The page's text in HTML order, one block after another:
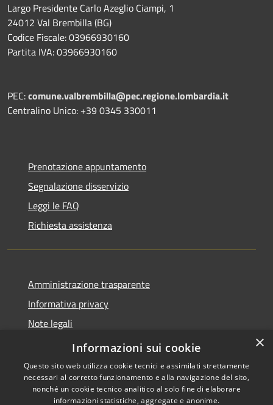
Largo Presidente Carlo Azeglio Ciampi, 1
24012 Val Brembilla (BG)
Codice Fiscale: 03966930160
Partita IVA: 03966930160
PEC:comune.valbrembilla@pec.regione.lombardia.it
Centralino Unico: +39 0345 330011
Prenotazione appuntamento
Segnalazione disservizio
Leggi le FAQ
Richiesta assistenza
Amministrazione trasparente
Informativa privacy
Note legali
Dichiarazione di accessibilità
×
Informazioni sui cookie
Questo sito web utilizza cookie tecnici e assimilati strettamente
necessari al corretto funzionamento e alla navigazione del sito,
nonché un cookie tecnico analitico al solo fine di elaborare
informazioni statistiche, aggregate e anonime.